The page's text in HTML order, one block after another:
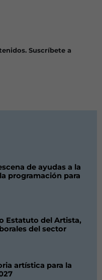
Suscríbete a
de ayudas a la
programación para
Estatuto del Artista,
del sector
artística para la